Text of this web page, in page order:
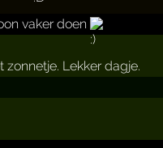
vaker doen
Lekker dagje.